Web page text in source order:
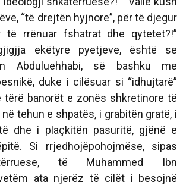
“të drejtën hyjnore”, për të djegur
rrënuar fshatrat dhe qytetet?!”
ekëtyre pyetjeve, është se
Abduluehhabi, së bashku me
duke i cilësuar si “idhujtarë”
tërë banorët e zonës shkretinore të
tehun e shpatës, i grabitën gratë, i
dhe i plaçkitën pasuritë, gjënë e
Si rrjedhojëpohojmëse, sipas
të Muhammed Ibn
ata njerëz të cilët i besojnë